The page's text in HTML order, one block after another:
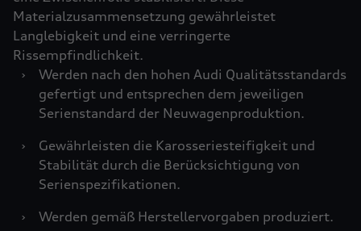
Materialzusammensetzung gewährleistet
Langlebigkeit und eine verringerte
Rissempfindlichkeit.
›
Werden nach den hohen Audi Qualitätsstandards
gefertigt und entsprechen dem jeweiligen
Serienstandard der Neuwagenproduktion.
›
Gewährleisten die Karosseriesteifigkeit und
Stabilität durch die Berücksichtigung von
Serienspezifikationen.
›
Werden gemäß Herstellervorgaben produziert.